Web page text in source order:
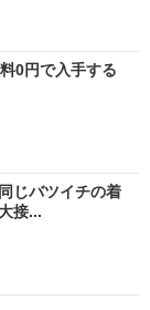
0円で入手する
じバツイチの着
接...